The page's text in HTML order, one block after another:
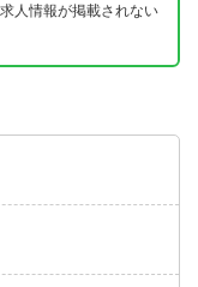
人情報が掲載されない